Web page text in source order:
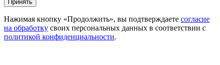
Принять
Нажимая кнопку «Продолжить», вы подтверждаете согласие
на обработку своих персональных данных в соответствии с
политикой конфиденциальности.